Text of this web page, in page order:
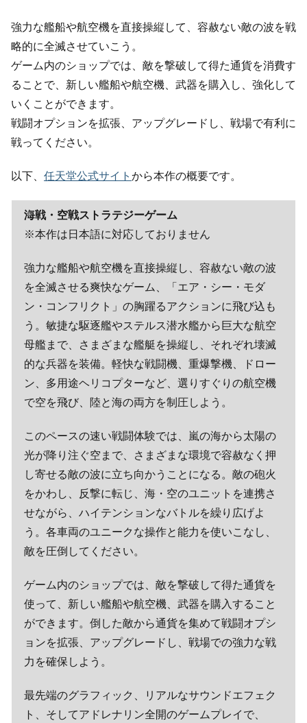
強力な艦船や航空機を直接操縦して、容赦ない敵の波を戦
略的に全滅させていこう。
ゲーム内のショップでは、敵を撃破して得た通貨を消費す
ることで、新しい艦船や航空機、武器を購入し、強化して
いくことができます。
戦闘オプションを拡張、アップグレードし、戦場で有利に
戦ってください。
以下、 任天堂公式サイト から本作の概要です。
海戦・空戦ストラテジーゲーム
※本作は日本語に対応しておりません
強力な艦船や航空機を直接操縦し、容赦ない敵の波
を全滅させる爽快なゲーム、「エア・シー・モダ
ン・コンフリクト」の胸躍るアクションに飛び込も
う。敏捷な駆逐艦やステルス潜水艦から巨大な航空
母艦まで、さまざまな艦艇を操縦し、それぞれ壊滅
的な兵器を装備。軽快な戦闘機、重爆撃機、ドロー
ン、多用途ヘリコプターなど、選りすぐりの航空機
で空を飛び、陸と海の両方を制圧しよう。
このペースの速い戦闘体験では、嵐の海から太陽の
光が降り注ぐ空まで、さまざまな環境で容赦なく押
し寄せる敵の波に立ち向かうことになる。敵の砲火
をかわし、反撃に転じ、海・空のユニットを連携さ
せながら、ハイテンションなバトルを繰り広げよ
う。各車両のユニークな操作と能力を使いこなし、
敵を圧倒してください。
ゲーム内のショップでは、敵を撃破して得た通貨を
使って、新しい艦船や航空機、武器を購入すること
ができます。倒した敵から通貨を集めて戦闘オプシ
ョンを拡張、アップグレードし、戦場での強力な戦
力を確保しよう。
最先端のグラフィック、リアルなサウンドエフェク
ト、そしてアドレナリン全開のゲームプレイで、